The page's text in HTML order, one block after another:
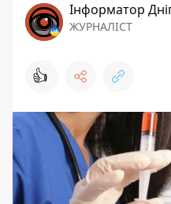
Інформатор
ЖУРНАЛІСТ
👍